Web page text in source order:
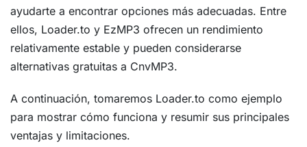
ayudarte a encontrar opciones más adecuadas. Entre
ellos, Loader.to y EzMP3 ofrecen un rendimiento
relativamente estable y pueden considerarse
alternativas gratuitas a CnvMP3.
A continuación, tomaremos Loader.to como ejemplo
para mostrar cómo funciona y resumir sus principales
ventajas y limitaciones.